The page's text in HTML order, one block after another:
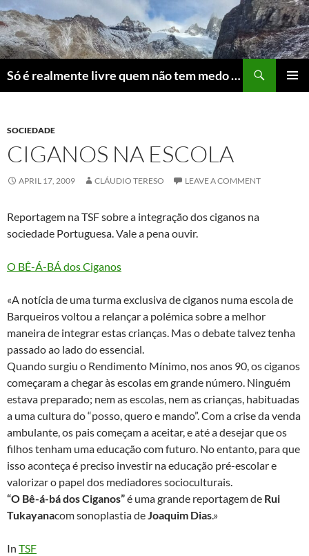
Skip
to
content
Só é realmente livre quem não tem medo do ridículo
SOCIEDADE
CIGANOS NA ESCOLA
APRIL 17, 2009 CLÁUDIO TERESO LEAVE A COMMENT
Reportagem na TSF sobre a integração dos ciganos na
sociedade Portuguesa. Vale a pena ouvir.
O BÊ-Á-BÁ dos Ciganos
«A notícia de uma turma exclusiva de ciganos numa escola de
Barqueiros voltou a relançar a polémica sobre a melhor
maneira de integrar estas crianças. Mas o debate talvez tenha
passado ao lado do essencial.
Quando surgiu o Rendimento Mínimo, nos anos 90, os ciganos
começaram a chegar às escolas em grande número. Ninguém
estava preparado; nem as escolas, nem as crianças, habituadas
a uma cultura do “posso, quero e mando”. Com a crise da venda
ambulante, os pais começam a aceitar, e até a desejar que os
filhos tenham uma educação com futuro. No entanto, para que
isso aconteça é preciso investir na educação pré-escolar e
valorizar o papel dos mediadores socioculturais.
“O Bê-á-bá dos Ciganos”é uma grande reportagem de Rui
Tukayanacom sonoplastia deJoaquim Dias.»
In TSF